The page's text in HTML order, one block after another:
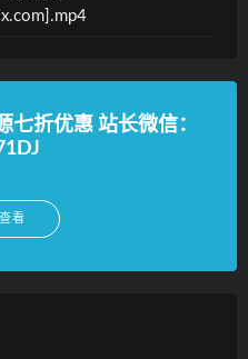
七折优惠 站长微信：
看